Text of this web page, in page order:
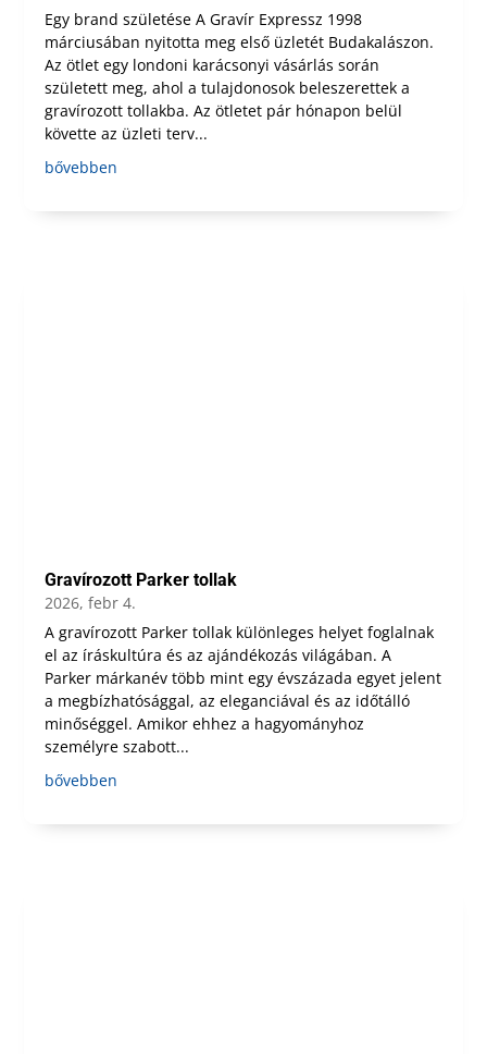
Egy brand születése A Gravír Expressz 1998
márciusában nyitotta meg első üzletét Budakalászon.
Az ötlet egy londoni karácsonyi vásárlás során
született meg, ahol a tulajdonosok beleszerettek a
gravírozott tollakba. Az ötletet pár hónapon belül
követte az üzleti terv...
bővebben
Gravírozott Parker tollak
2026, febr 4.
A gravírozott Parker tollak különleges helyet foglalnak
el az íráskultúra és az ajándékozás világában. A
Parker márkanév több mint egy évszázada egyet jelent
a megbízhatósággal, az eleganciával és az időtálló
minőséggel. Amikor ehhez a hagyományhoz
személyre szabott...
bővebben